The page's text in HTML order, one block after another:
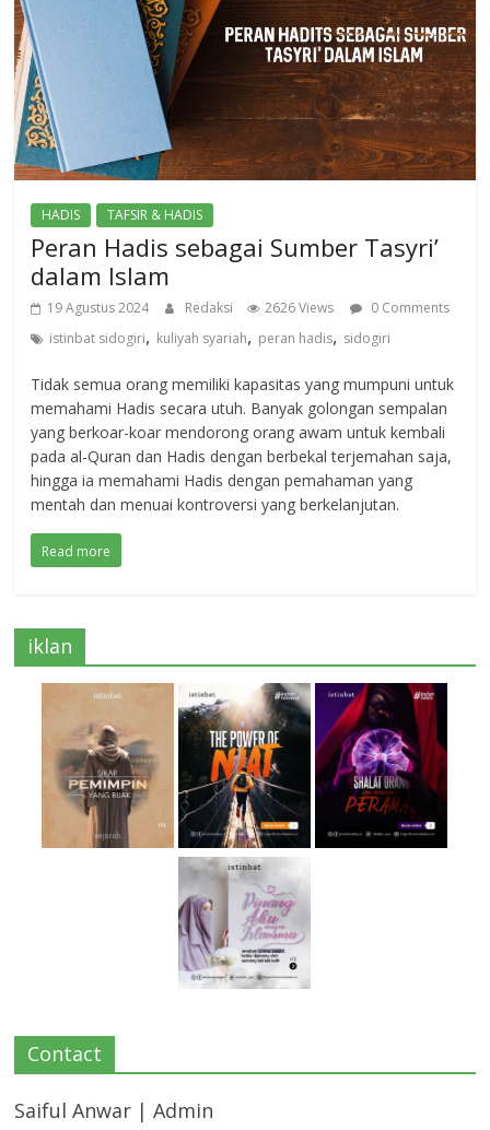
HADIS TAFSIR & HADIS
Peran Hadis sebagai Sumber Tasyri’
dalam Islam
19 Agustus 2024 Redaksi 2626 Views
0 Comments
istinbat sidogiri, kuliyah syariah, peran hadis, sidogiri
Tidak semua orang memiliki kapasitas yang mumpuni untuk
memahami Hadis secara utuh. Banyak golongan sempalan
yang berkoar-koar mendorong orang awam untuk kembali
pada al-Quran dan Hadis dengan berbekal terjemahan saja,
hingga ia memahami Hadis dengan pemahaman yang
mentah dan menuai kontroversi yang berkelanjutan.
Read more
iklan
Contact
Saiful Anwar | Admin